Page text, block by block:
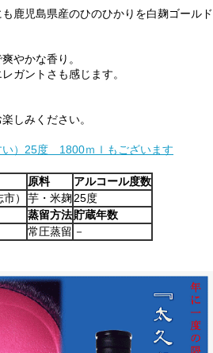
鹿児島県産のひのひかりを白麹ゴールド
やかな香り。
ガントさも感じます。
しみください。
）25度 1800ｍｌもございます
原料
アルコール度数
）
芋・米麹25度
蒸留方法貯蔵年数
常圧蒸留 －